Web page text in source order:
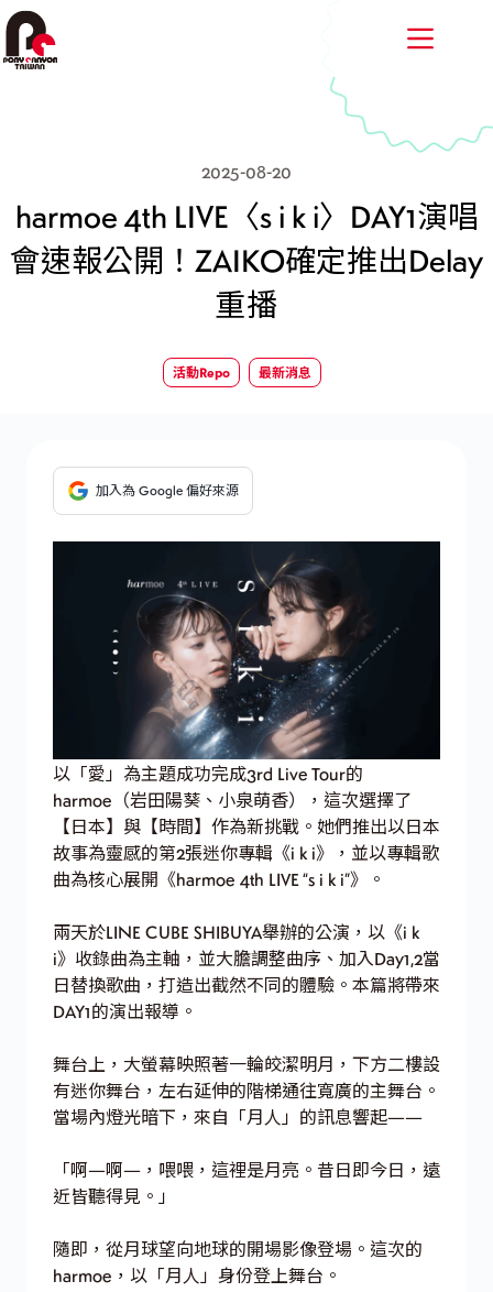
跳
至
主
2025-08-20
harmoe 4th LIVE〈s i k i〉DAY1演唱
會速報公開！ZAIKO確定推出Delay
重播
活動Repo 最新消息
加入為 Google 偏好來源
以「愛」為主題成功完成3rd Live Tour的
harmoe（岩田陽葵、小泉萌香），這次選擇了
【日本】與【時間】作為新挑戰。她們推出以日本
故事為靈感的第2張迷你專輯《i k i》，並以專輯歌
曲為核心展開《harmoe 4th LIVE “s i k i”》。
兩天於LINE CUBE SHIBUYA舉辦的公演，以《i k
i》收錄曲為主軸，並大膽調整曲序、加入Day1,2當
日替換歌曲，打造出截然不同的體驗。本篇將帶來
DAY1的演出報導。
舞台上，大螢幕映照著一輪皎潔明月，下方二樓設
有迷你舞台，左右延伸的階梯通往寬廣的主舞台。
當場內燈光暗下，來自「月人」的訊息響起——
「啊—啊—，喂喂，這裡是月亮。昔日即今日，遠
近皆聽得見。」
隨即，從月球望向地球的開場影像登場。這次的
harmoe，以「月人」身份登上舞台。